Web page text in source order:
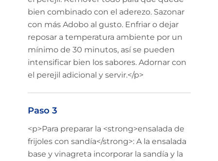
bien combinado con el aderezo. Sazonar
con más Adobo al gusto. Enfriar o dejar
reposar a temperatura ambiente por un
mínimo de 30 minutos, así se pueden
intensificar bien los sabores. Adornar con
el perejil adicional y servir.</p>
Paso 3
<p>Para preparar la <strong>ensalada de
frijoles con sandía</strong>: A la ensalada
base y vinagreta incorporar la sandía y la